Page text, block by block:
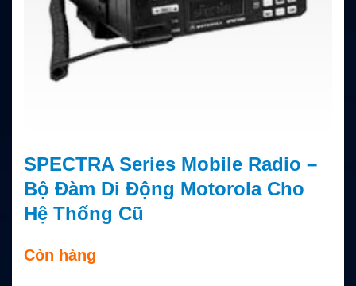
SPECTRA Series Mobile Radio –
Bộ Đàm Di Động Motorola Cho
Hệ Thống Cũ
Còn hàng